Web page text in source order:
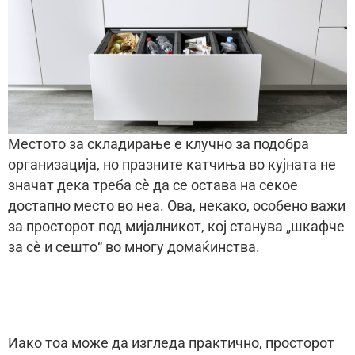
Местото за складирање е клучно за подобра
организација, но празните катчиња во кујната не
значат дека треба сѐ да се остава на секое
достапно место во неа. Ова, некако, особено важи
за просторот под мијалникот, кој станува „шкафче
за сѐ и сешто“ во многу домаќинства.
Иако тоа може да изгледа практично, просторот